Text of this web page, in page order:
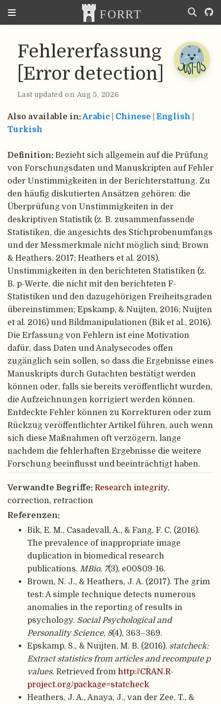
Fehlererfassung
[Error detection]
Last updated on Aug 5, 2026
Also available in:Arabic Chinese English
Turkish
Definition: Bezieht sich allgemein auf die Prüfung
von Forschungsdaten und Manuskripten auf Fehler
oder Unstimmigkeiten in der Berichterstattung. Zu
den häufig diskutierten Ansätzen gehören: die
Überprüfung von Unstimmigkeiten in der
deskriptiven Statistik (z. B. zusammenfassende
Statistiken, die angesichts des Stichprobenumfangs
und der Messmerkmale nicht möglich sind; Brown
& Heathers, 2017; Heathers et al. 2018),
Unstimmigkeiten in den berichteten Statistiken (z.
B. p-Werte, die nicht mit den berichteten F-
Statistiken und den dazugehörigen Freiheitsgraden
übereinstimmen; Epskamp, & Nuijten, 2016; Nuijten
et al. 2016) und Bildmanipulationen (Bik et al., 2016).
Die Erfassung von Fehlern ist eine Motivation
dafür, dass Daten und Analysecodes offen
zugänglich sein sollen, so dass die Ergebnisse eines
Manuskripts durch Gutachten bestätigt werden
können oder, falls sie bereits veröffentlicht wurden,
die Aufzeichnungen korrigiert werden können.
Entdeckte Fehler können zu Korrekturen oder zum
Rückzug veröffentlichter Artikel führen, auch wenn
sich diese Maßnahmen oft verzögern, lange
nachdem die fehlerhaften Ergebnisse die weitere
Forschung beeinflusst und beeinträchtigt haben.
Verwandte Begriffe: Research integrity,
correction, retraction
Referenzen:
Bik, E. M., Casadevall, A., & Fang, F. C. (2016).
The prevalence of inappropriate image
duplication in biomedical research
publications. MBio, 7(3), e00809-16.
Brown, N. J., & Heathers, J. A. (2017). The grim
test: A simple technique detects numerous
anomalies in the reporting of results in
psychology. Social Psychological and
Personality Science, 8(4), 363–369.
Epskamp, S., & Nuijten, M. B. (2016). statcheck:
Extract statistics from articles and recompute p
values. Retrieved from http://CRAN.R-
project.org/package=statcheck
Heathers, J. A., Anaya, J., van der Zee, T., &